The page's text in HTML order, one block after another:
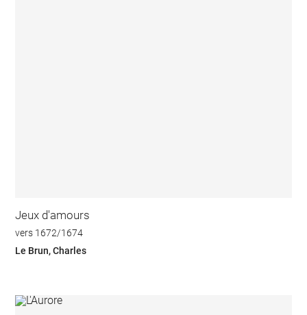
Jeux d'amours
vers 1672/1674
Le Brun, Charles